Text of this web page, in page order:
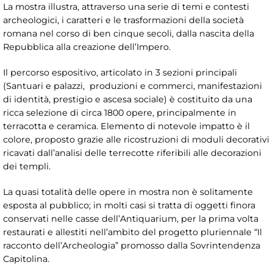
La mostra illustra, attraverso una serie di temi e contesti
archeologici, i caratteri e le trasformazioni della società
romana nel corso di ben cinque secoli, dalla nascita della
Repubblica alla creazione dell’Impero.
Il percorso espositivo, articolato in 3 sezioni principali
(Santuari e palazzi, produzioni e commerci, manifestazioni
di identità, prestigio e ascesa sociale) è costituito da una
ricca selezione di circa 1800 opere, principalmente in
terracotta e ceramica. Elemento di notevole impatto è il
colore, proposto grazie alle ricostruzioni di moduli decorativi
ricavati dall’analisi delle terrecotte riferibili alle decorazioni
dei templi.
La quasi totalità delle opere in mostra non è solitamente
esposta al pubblico; in molti casi si tratta di oggetti finora
conservati nelle casse dell’Antiquarium, per la prima volta
restaurati e allestiti nell’ambito del progetto pluriennale “Il
racconto dell’Archeologia” promosso dalla Sovrintendenza
Capitolina.